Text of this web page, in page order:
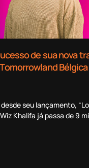
de sua nova
Bélgica
desde seu lançamento,
Khalifa já passa de 9